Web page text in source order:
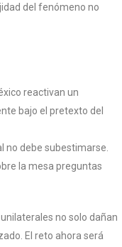
del fenómeno no
reactivan un
bajo el pretexto del
no debe subestimarse.
la mesa preguntas
no solo dañan
El reto ahora será